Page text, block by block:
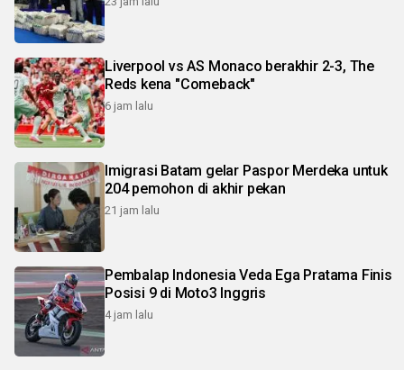
Liverpool vs AS Monaco berakhir 2-3, The
Reds kena "Comeback"
6 jam lalu
Imigrasi Batam gelar Paspor Merdeka untuk
204 pemohon di akhir pekan
21 jam lalu
Pembalap Indonesia Veda Ega Pratama Finis
Posisi 9 di Moto3 Inggris
4 jam lalu